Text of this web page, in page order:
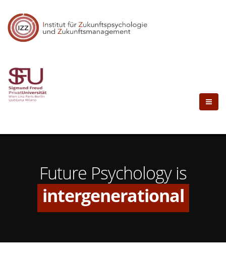
Future Psychology is
self-controlling
interdisciplinary
lifelike
groundbreaking
enriching